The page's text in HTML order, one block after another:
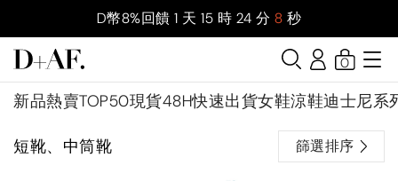
D幣8%回饋 1 天 15 時 24 分 7 秒
新品熱賣TOP50現貨48H快速出貨女鞋涼鞋迪士尼系
0
短靴、中筒靴 篩選排序